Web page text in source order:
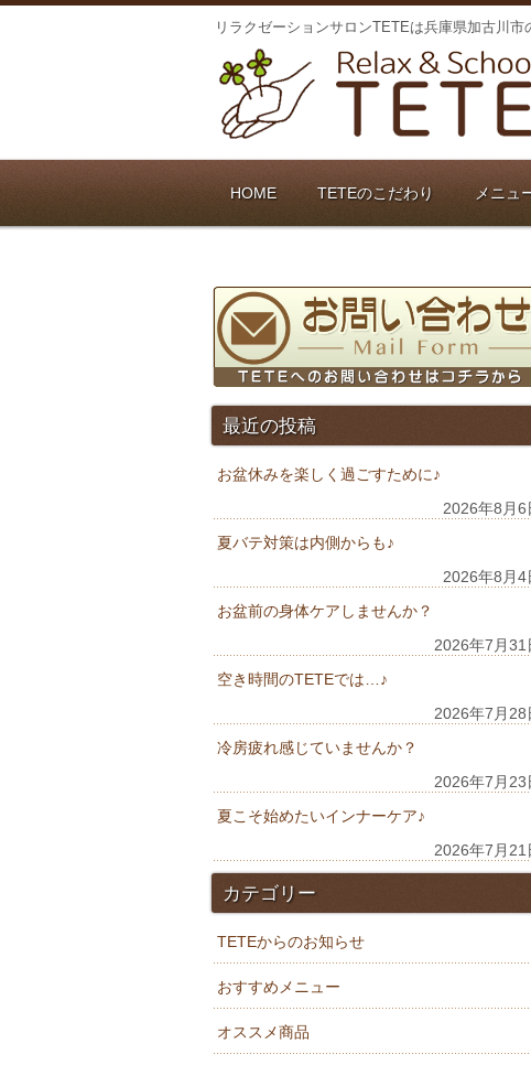
リラクゼーションサロンTETEは兵庫県加古川
HOME TETEのこだわり メニュ
最近の投稿
お盆休みを楽しく過ごすために♪
2026年8月6
夏バテ対策は内側からも♪
2026年8月4
お盆前の身体ケアしませんか？
2026年7月31
空き時間のTETEでは…♪
2026年7月28
冷房疲れ感じていませんか？
2026年7月23
夏こそ始めたいインナーケア♪
2026年7月21
カテゴリー
TETEからのお知らせ
おすすめメニュー
オススメ商品